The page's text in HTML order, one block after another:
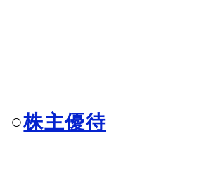
○株主優待